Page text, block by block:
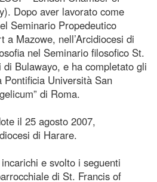
Dopo aver lavorato come
Seminario Propedeutico
a Mazowe, nell’Arcidiocesi di
nel Seminario filosofico St.
Bulawayo, e ha completato gli
Università San
di Roma.
il 25 agosto 2007,
di Harare.
e svolto i seguenti
di St. Francis of